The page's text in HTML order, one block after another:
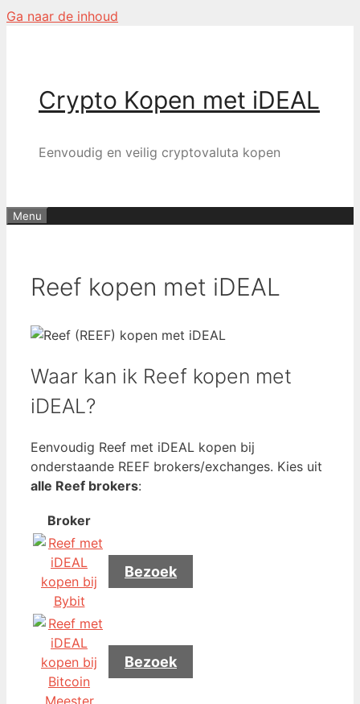
Ga naar de inhoud
Crypto Kopen met iDEAL
Eenvoudig en veilig cryptovaluta kopen
Menu
Reef kopen met iDEAL
Waar kan ik Reef kopen met
iDEAL?
Eenvoudig Reef met iDEAL kopen bij
onderstaande REEF brokers/exchanges. Kies uit
alle Reef brokers:
Broker
Bezoek
Bezoek